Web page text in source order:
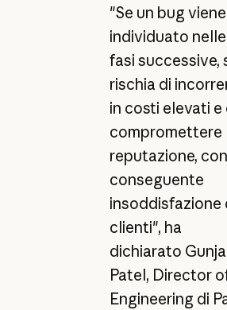
"Se un bug viene
individuato nelle
fasi successive,
rischia di
in costi elevati e
compromettere
reputazione, con
conseguente
insoddisfazione
clienti", ha
dichiarato
Patel, Director
Engineering di